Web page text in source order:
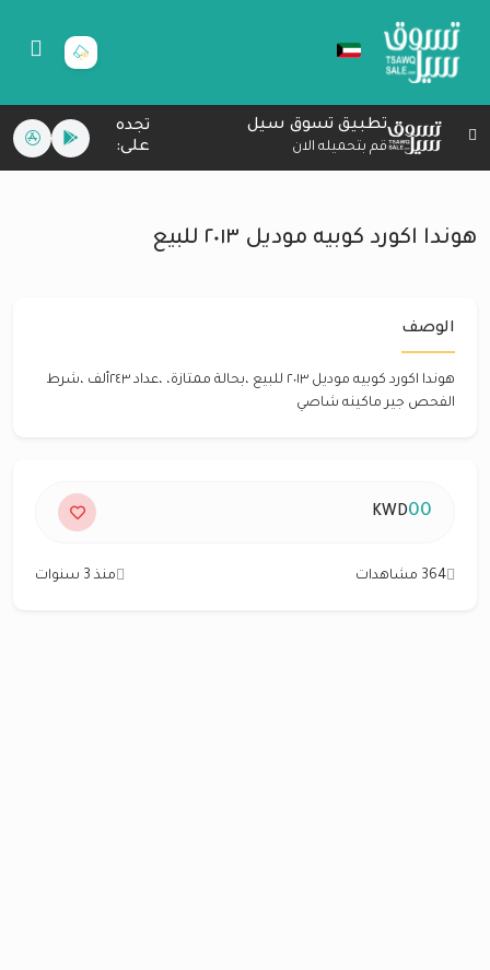
تطبيق تسوق سيل
قم بتحميله الان
تجده
على:
هوندا اكورد كوبيه موديل ٢٠١٣ للبيع
الوصف
هوندا اكورد كوبيه موديل ٢٠١٣ للبيع ،بحالة ممتازة، ،عداد ٢٤٣ألف ،شرط
الفحص جير ماكينه شاصي
00
KWD
364 مشاهدات منذ 3 سنوات